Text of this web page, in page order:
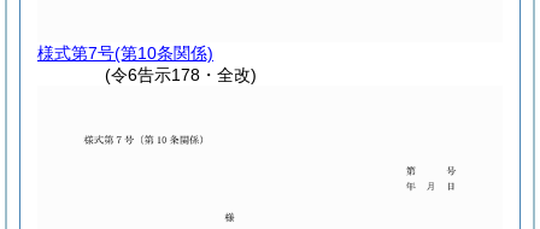
様式第7号(第10条関係)
(令6告示178・全改)